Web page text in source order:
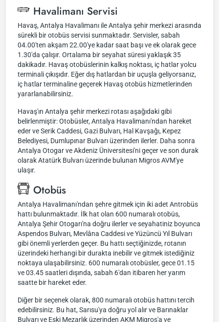
Havalimanı Servisi
Havaş, Antalya Havalimanı ile Antalya şehir merkezi arasında
sürekli bir otobüs servisi sunmaktadır. Servisler, sabah
04.00'ten akşam 22.00'ye kadar saat başı ve ek olarak gece
1.30'da çalışır. Ortalama bir seyahat süresi yaklaşık 35
dakikadır. Havaş otobüslerinin kalkış noktası, iç hatlar yolcu
terminali çıkışıdır. Eğer dış hatlardan bir uçuşla geliyorsanız,
iç hatlar terminaline geçerek Havaş otobüs hizmetlerinden
yararlanabilirsiniz.
Havaş'ın Antalya şehir merkezi rotası aşağıdaki gibi
belirlenmiştir: Otobüsler, Antalya Havalimanı'ndan hareket
eder ve Serik Caddesi, Gazi Bulvarı, Hal Kavşağı, Kepez
Belediyesi, Dumlupınar Bulvarı üzerinden ilerler. Daha sonra
Antalya Otogar ve Akdeniz Üniversitesi'ni geçer ve son durak
olarak Atatürk Bulvarı üzerinde bulunan Migros AVM'ye
ulaşır.
Otobüs
Antalya Havalimanı'ndan şehre gitmek için iki adet Antrobüs
hattı bulunmaktadır. İlk hat olan 600 numaralı otobüs,
Antalya Şehir Otogarı'na doğru ilerler ve seyahatiniz boyunca
Aspendos Bulvarı, Mevlâna Caddesi ve Yüzüncü Yıl Bulvarı
gibi önemli yerlerden geçer. Bu hattı seçtiğinizde, rotanın
üzerindeki herhangi bir durakta inebilir ve gitmek istediğiniz
noktaya ulaşabilirsiniz. 600 numaralı otobüsler, gece 01.15
ve 03.45 saatleri dışında, sabah 6'dan itibaren her yarım
saatte bir hareket eder.
Diğer bir seçenek olarak, 800 numaralı otobüs hattını tercih
edebilirsiniz. Bu hat, Sarısu'ya doğru yol alır ve Barınaklar
Bulvarı ve Eski Mezarlık üzerinden AKM Migros'a ve